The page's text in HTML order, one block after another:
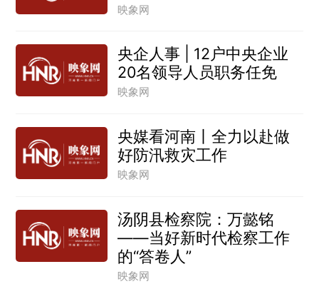
映象网
央企人事 | 12户中央企业
20名领导人员职务任免
映象网
央媒看河南丨全力以赴做
好防汛救灾工作
映象网
汤阴县检察院：万懿铭
——当好新时代检察工作
的“答卷人”
映象网